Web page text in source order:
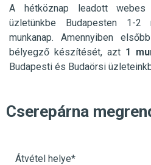
A hétköznap leadott
üzletünkbe Budapesten 1-2
munkanap. Amennyiben
bélyegző készítését, azt 1
Budapesti és Budaörsi
Cserepárna
Átvétel helye*